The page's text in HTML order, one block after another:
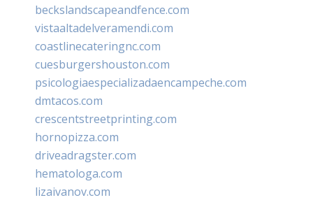
beckslandscapeandfence.com
vistaaltadelveramendi.com
coastlinecateringnc.com
cuesburgershouston.com
psicologiaespecializadaencampeche.com
dmtacos.com
crescentstreetprinting.com
hornopizza.com
driveadragster.com
hematologa.com
lizaivanov.com